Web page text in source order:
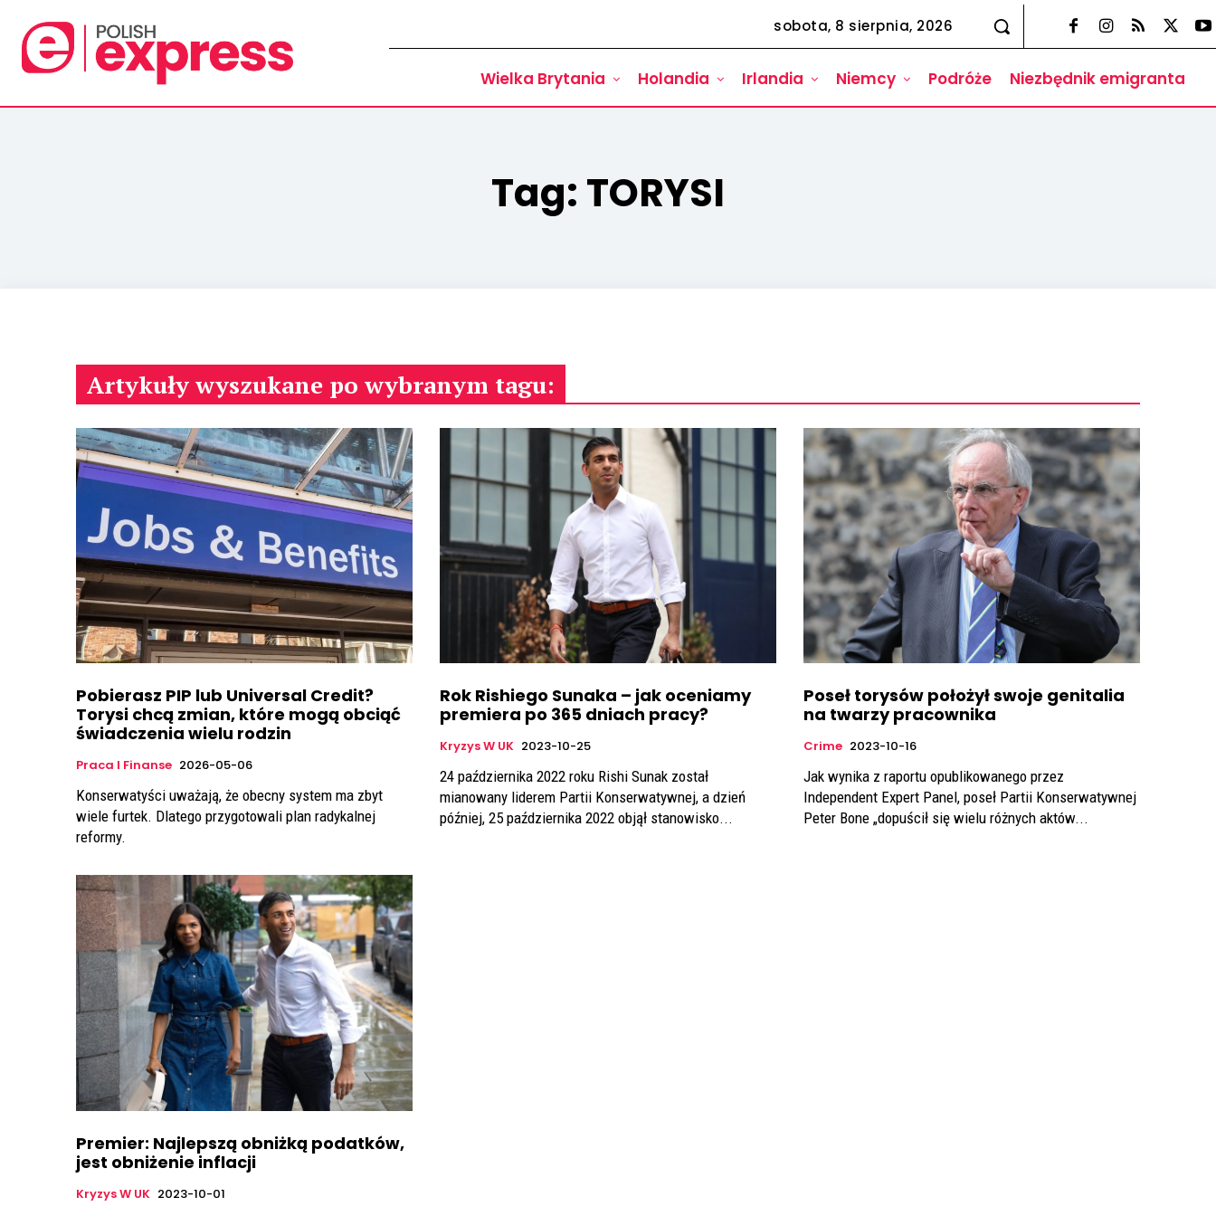
sobota, 8 sierpnia, 2026
Wielka Brytania Holandia Irlandia Niemcy Podróże Niezbędnik emigranta
Tag: TORYSI
Artykuły wyszukane po wybranym tagu:
Pobierasz PIP lub Universal Credit?
Torysi chcą zmian, które mogą obciąć
świadczenia wielu rodzin
Praca I Finanse 2026-05-06
Konserwatyści uważają, że obecny system ma zbyt
wiele furtek. Dlatego przygotowali plan radykalnej
reformy.
Rok Rishiego Sunaka – jak oceniamy
premiera po 365 dniach pracy?
Kryzys W UK 2023-10-25
24 października 2022 roku Rishi Sunak został
mianowany liderem Partii Konserwatywnej, a dzień
później, 25 października 2022 objął stanowisko...
Poseł torysów położył swoje genitalia
na twarzy pracownika
Crime 2023-10-16
Jak wynika z raportu opublikowanego przez
Independent Expert Panel, poseł Partii Konserwatywnej
Peter Bone „dopuścił się wielu różnych aktów...
Premier: Najlepszą obniżką podatków,
jest obniżenie inflacji
Kryzys W UK 2023-10-01